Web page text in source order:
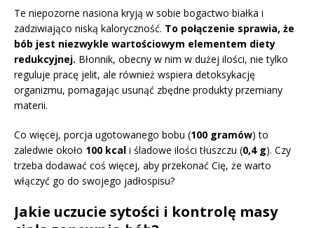
Te niepozorne nasiona kryją w sobie bogactwo białka i
zadziwiająco niską kaloryczność. To połączenie sprawia, że
bób jest niezwykle wartościowym elementem diety
redukcyjnej. Błonnik, obecny w nim w dużej ilości, nie tylko
reguluje pracę jelit, ale również wspiera detoksykację
organizmu, pomagając usunąć zbędne produkty przemiany
materii.
Co więcej, porcja ugotowanego bobu (100 gramów) to
zaledwie około 100 kcal i śladowe ilości tłuszczu (0,4 g). Czy
trzeba dodawać coś więcej, aby przekonać Cię, że warto
włączyć go do swojego jadłospisu?
Jakie uczucie sytości i kontrolę masy